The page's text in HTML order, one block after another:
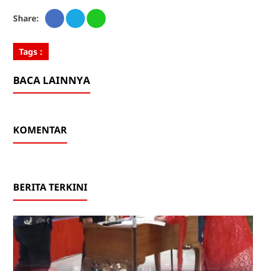
Share:
Tags :
BACA LAINNYA
KOMENTAR
BERITA TERKINI